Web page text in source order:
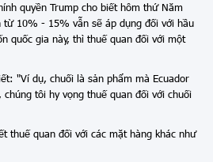
quyền Trump cho biết hôm thứ Năm
10% - 15% vẫn sẽ áp dụng đối với hầu
quốc gia này, thì thuế quan đối với một
"Ví dụ, chuối là sản phẩm mà Ecuador
tôi hy vọng thuế quan đối với chuối
thuế quan đối với các mặt hàng khác như